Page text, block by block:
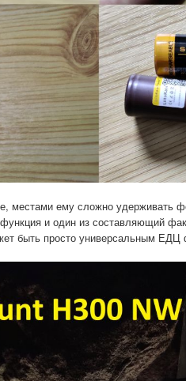
местами ему сложно удерживать
и один из составляющий
быть просто универсальным